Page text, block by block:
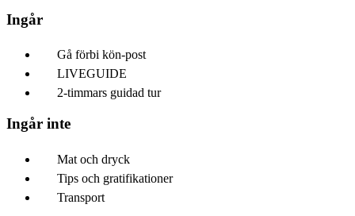
Ingår
Gå förbi kön-post
LIVEGUIDE
2-timmars guidad tur
Ingår inte
Mat och dryck
Tips och gratifikationer
Transport